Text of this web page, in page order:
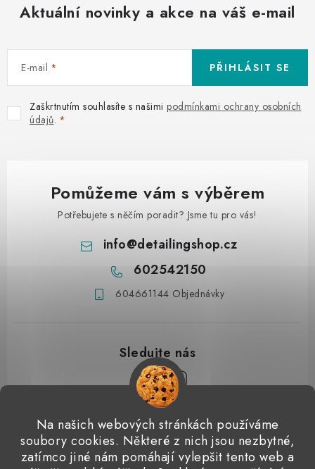
Na našich webových stránkách používáme
soubory cookies. Některé z nich jsou nezbytné,
zatímco jiné nám pomáhají vylepšit tento web a
Aktuální novinky a akce na váš e-mail
E-mail
Zaškrtnutím souhlasíte s našimi podmínkami ochrany osobních
údajů.
PŘIHLÁSIT SE
Pomůžeme vám s výběrem
Potřebujete s něčím poradit? Jsme tu pro vás!
info@detailingshop.cz
602542150
604661144 Objednávky
Přijímáme online platby